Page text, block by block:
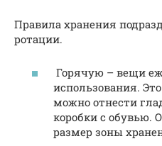
Правила хранения
ротации.
Горячую – вещи
использования.
можно отнести
коробки с обувью.
размер зоны